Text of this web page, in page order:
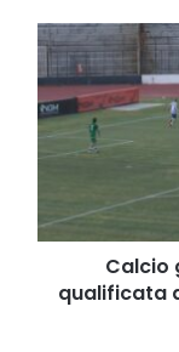
Calcio
giovanile,
Goteborg
prima
qualificata
alle
Allievi.
Attesa
altre
Calcio
qualificata